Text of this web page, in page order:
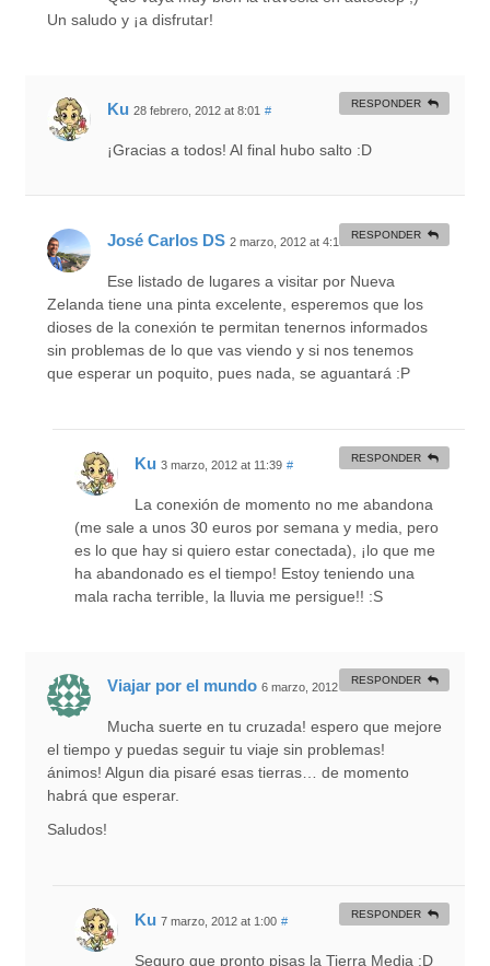
Un saludo y ¡a disfrutar!
Ku 28 febrero, 2012 at 8:01 #
¡Gracias a todos! Al final hubo salto :D
RESPONDER
José Carlos DS 2 marzo, 2012 at 4:16 #
Ese listado de lugares a visitar por Nueva
Zelanda tiene una pinta excelente, esperemos que los
dioses de la conexión te permitan tenernos informados
sin problemas de lo que vas viendo y si nos tenemos
que esperar un poquito, pues nada, se aguantará :P
RESPONDER
Ku 3 marzo, 2012 at 11:39 #
La conexión de momento no me abandona
(me sale a unos 30 euros por semana y media, pero
es lo que hay si quiero estar conectada), ¡lo que me
ha abandonado es el tiempo! Estoy teniendo una
mala racha terrible, la lluvia me persigue!! :S
RESPONDER
Viajar por el mundo 6 marzo, 2012 at 12:48 #
Mucha suerte en tu cruzada! espero que mejore
el tiempo y puedas seguir tu viaje sin problemas!
ánimos! Algun dia pisaré esas tierras… de momento
habrá que esperar.
Saludos!
RESPONDER
Ku 7 marzo, 2012 at 1:00 #
Seguro que pronto pisas la Tierra Media :D
RESPONDER